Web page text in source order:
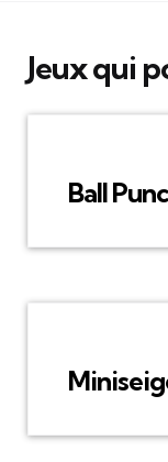
Jeux qui
Ball